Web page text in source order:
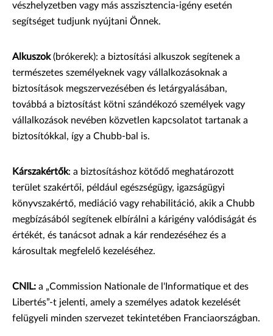
vészhelyzetben vagy más asszisztencia-igény esetén
segítséget tudjunk nyújtani Önnek.
Alkuszok(brókerek): a biztosítási alkuszok segítenek a
természetes személyeknek vagy vállalkozásoknak a
biztosítások megszervezésében és letárgyalásában,
továbbá a biztosítást kötni szándékozó személyek vagy
vállalkozások nevében közvetlen kapcsolatot tartanak a
biztosítókkal, így a Chubb-bal is.
Kárszakértők: a biztosításhoz kötődő meghatározott
terület szakértői, például egészségügy, igazságügyi
könyvszakértő, mediáció vagy rehabilitáció, akik a Chubb
megbízásából segítenek elbírálni a kárigény valódiságát és
értékét, és tanácsot adnak a kár rendezéséhez és a
károsultak megfelelő kezeléséhez.
CNIL: a „Commission Nationale de l'Informatique et des
Libertés”-t jelenti, amely a személyes adatok kezelését
felügyeli minden szervezet tekintetében Franciaországban.